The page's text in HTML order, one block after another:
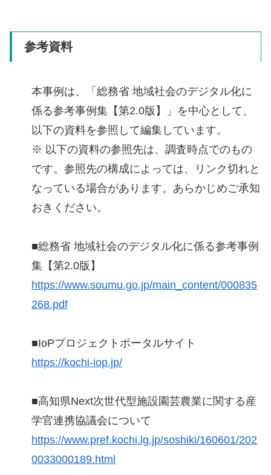
参考資料
本事例は、「総務省 地域社会のデジタル化に
係る参考事例集【第2.0版】」を中心として、
以下の資料を参照して編集しています。
※ 以下の資料の参照先は、調査時点でのもの
です。参照先の構成によっては、リンク切れと
なっている場合があります。あらかじめご承知
おきください。
■総務省 地域社会のデジタル化に係る参考事例
集【第2.0版】
https://www.soumu.go.jp/main_content/000835
268.pdf
■IoPプロジェクトポータルサイト
https://kochi-iop.jp/
■高知県Next次世代型施設園芸農業に関する産
学官連携協議会について
https://www.pref.kochi.lg.jp/soshiki/160601/202
0033000189.html